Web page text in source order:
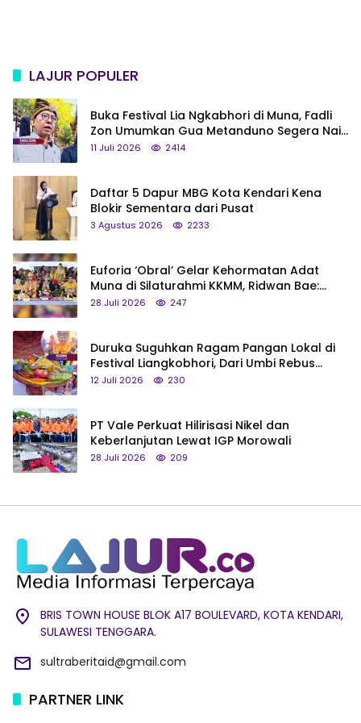
LAJUR POPULER
Buka Festival Lia Ngkabhori di Muna, Fadli
Zon Umumkan Gua Metanduno Segera Naik
Status Jadi Cagar Budaya Nasional
11 Juli 2026 2414
Daftar 5 Dapur MBG Kota Kendari Kena
Blokir Sementara dari Pusat
3 Agustus 2026 2233
Euforia ‘Obral’ Gelar Kehormatan Adat
Muna di Silaturahmi KKMM, Ridwan Bae:
Saya Bukan Tipe Begitu, Belum Pantas!
28 Juli 2026 247
Duruka Suguhkan Ragam Pangan Lokal di
Festival Liangkobhori, Dari Umbi Rebus
hingga Tumpeng Beras Muna
12 Juli 2026 230
PT Vale Perkuat Hilirisasi Nikel dan
Keberlanjutan Lewat IGP Morowali
28 Juli 2026 209
BRIS TOWN HOUSE BLOK A17 BOULEVARD, KOTA KENDARI,
SULAWESI TENGGARA.
sultraberitaid@gmail.com
PARTNER LINK